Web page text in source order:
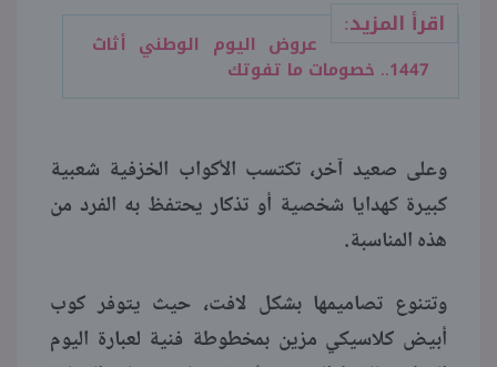
اقرأ المزيد:
عروض اليوم الوطني أثاث
1447.. خصومات ما تفوتك
وعلى صعيد آخر، تكتسب الأكواب الخزفية شعبية
كبيرة كهدايا شخصية أو تذكار يحتفظ به الفرد من
هذه المناسبة.
وتتنوع تصاميمها بشكل لافت، حيث يتوفر كوب
أبيض كلاسيكي مزين بمخطوطة فنية لعبارة اليوم